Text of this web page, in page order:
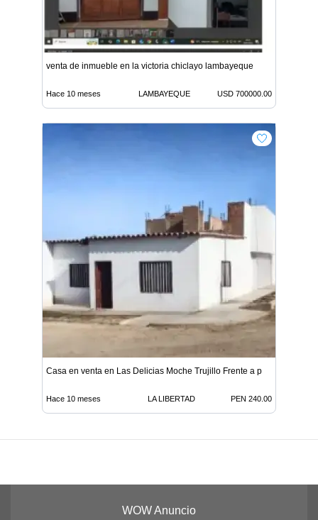
venta de inmueble en la victoria chiclayo lambayeque
Hace 10 meses LAMBAYEQUE USD 700000.00
Casa en venta en Las Delicias Moche Trujillo Frente a p
Hace 10 meses LA LIBERTAD PEN 240.00
WOW Anuncio